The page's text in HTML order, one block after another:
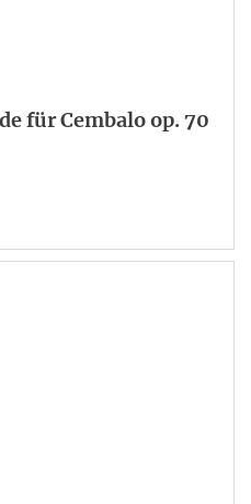
für Cembalo op. 70